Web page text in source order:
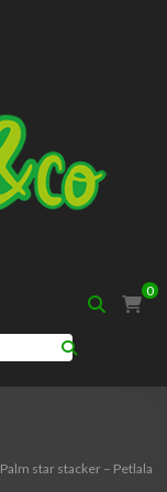
0
Palm star stacker – Petlala